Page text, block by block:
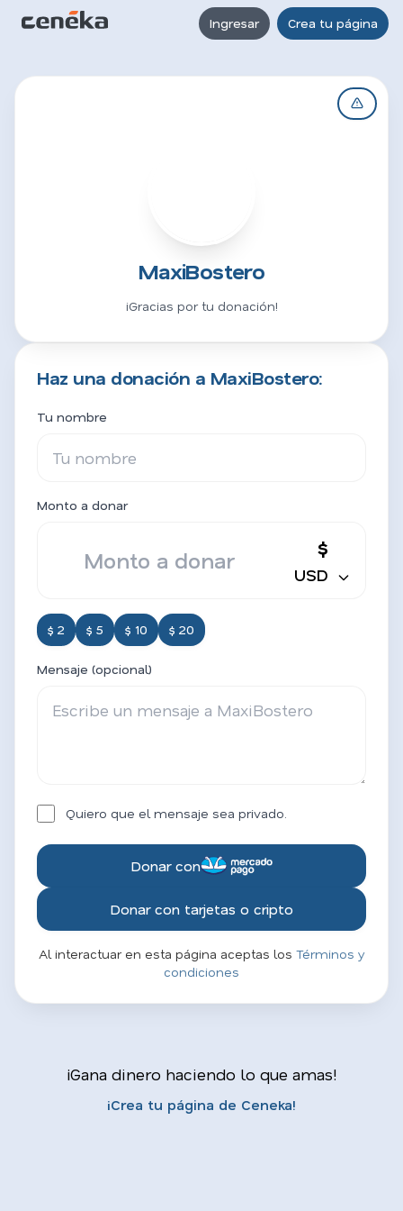
Ingresar Crea tu página
MaxiBostero
¡Gracias por tu donación!
Haz una donación a MaxiBostero:
Tu nombre
Monto a donar
$
USD
$ 2 $ 5 $ 10 $ 20
Mensaje (opcional)
Quiero que el mensaje sea privado.
Donar con
Donar con tarjetas o cripto
Al interactuar en esta página aceptas los Términos y
condiciones
¡Gana dinero haciendo lo que amas!
¡Crea tu página de Ceneka!